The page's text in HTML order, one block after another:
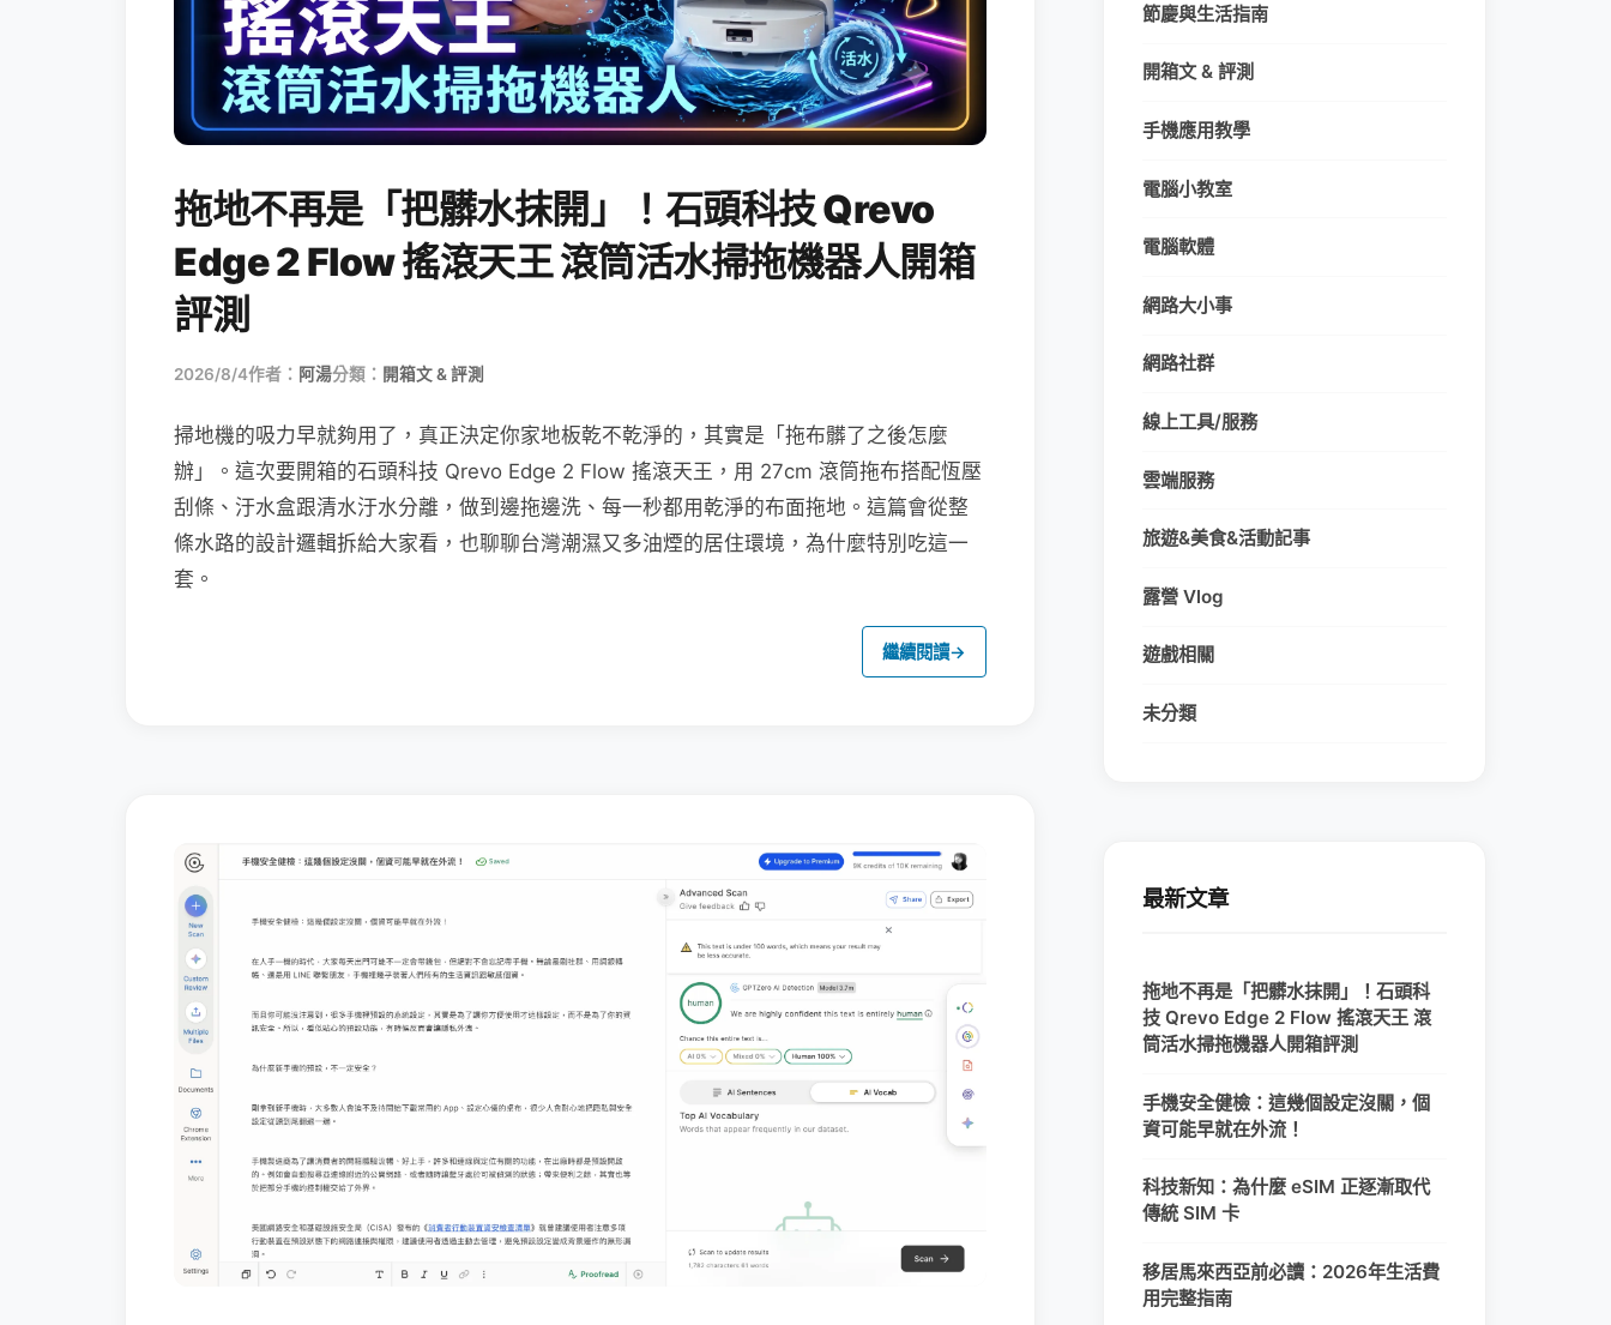
拖地不再是「把髒水抹開」！石頭科技 Qrevo
Edge 2 Flow 搖滾天王 滾筒活水掃拖機器人開箱
評測
2026/8/4作者： 阿湯分類： 開箱文 & 評測
掃地機的吸力早就夠用了，真正決定你家地板乾不乾淨的，其實是「拖布髒了之後怎麼
辦」。這次要開箱的石頭科技 Qrevo Edge 2 Flow 搖滾天王，用 27cm 滾筒拖布搭配恆壓
刮條、汙水盒跟清水汙水分離，做到邊拖邊洗、每一秒都用乾淨的布面拖地。這篇會從整
條水路的設計邏輯拆給大家看，也聊聊台灣潮濕又多油煙的居住環境，為什麼特別吃這一
套。
繼續閱讀→
節慶與生活指南
開箱文 & 評測
手機應用教學
電腦小教室
電腦軟體
網路大小事
網路社群
線上工具/服務
雲端服務
旅遊&美食&活動記事
露營 Vlog
遊戲相關
未分類
最新文章
拖地不再是「把髒水抹開」！石頭科
技 Qrevo Edge 2 Flow 搖滾天王 滾
筒活水掃拖機器人開箱評測
手機安全健檢：這幾個設定沒關，個
資可能早就在外流！
科技新知：為什麼 eSIM 正逐漸取代
傳統 SIM 卡
移居馬來西亞前必讀：2026年生活費
用完整指南